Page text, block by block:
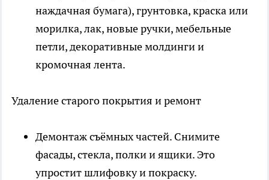
наждачная бумага), грунтовка, краска или
морилка, лак, новые ручки, мебельные
петли, декоративные молдинги и
кромочная лента.
Удаление старого покрытия и ремонт
Демонтаж съёмных частей. Снимите
фасады, стекла, полки и ящики. Это
упростит шлифовку и покраску.